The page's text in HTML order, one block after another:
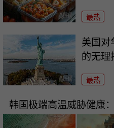
最热
美国对
的无理
最热
韩国极端高温威胁健康